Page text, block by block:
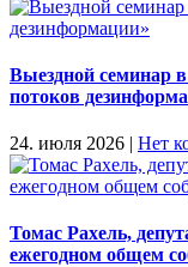
Выездной семинар
потоков
24. июля 2026 | Нет
Томас Рахель,
ежегодном общем